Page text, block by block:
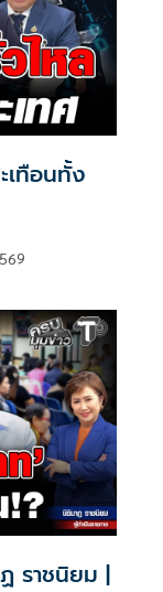
เทือนทั้ง
ราชนิยม |